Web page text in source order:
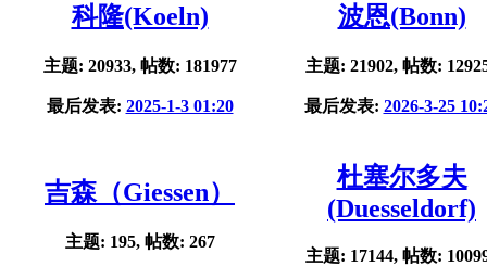
科隆(Koeln)
主题: 20933, 帖数: 181977
最后发表: 2025-1-3 01:20
波恩(Bonn)
主题: 21902, 帖数:
最后发表: 2026-3-25
吉森（Giessen）
主题: 195, 帖数: 267
杜塞尔多夫
(Duesseldorf)
主题: 17144, 帖数: